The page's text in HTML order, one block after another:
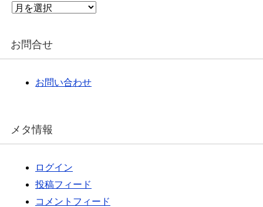
ア
イ
お問合せ
お問い合わせ
メタ情報
ログイン
投稿フィード
コメントフィード